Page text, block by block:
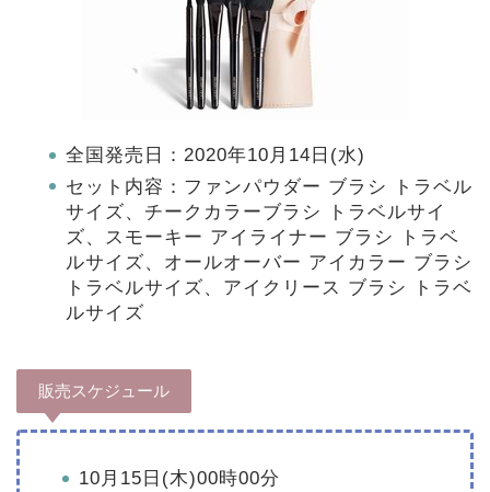
全国発売日：2020年10月14日(水)
セット内容：ファンパウダー ブラシ トラベル
サイズ、チークカラーブラシ トラベルサイ
ズ、スモーキー アイライナー ブラシ トラベ
ルサイズ、オールオーバー アイカラー ブラシ
トラベルサイズ、アイクリース ブラシ トラベ
ルサイズ
販売スケジュール
10月15日(木)00時00分